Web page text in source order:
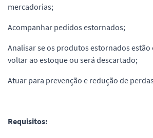
mercadorias;
Acompanhar pedidos estornados;
Analisar se os produtos estornados estão
voltar ao estoque ou será descartado;
Atuar para prevenção e redução de
Requisitos: